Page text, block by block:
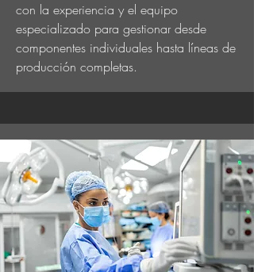
con la experiencia y el equipo
especializado para gestionar desde
componentes individuales hasta líneas de
producción completas.